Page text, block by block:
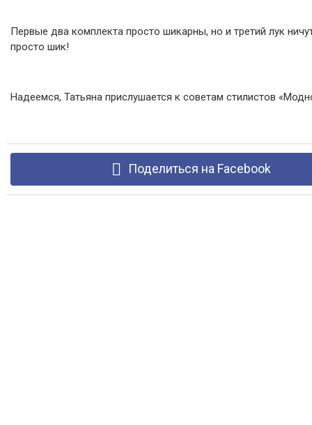
Первые два комплекта просто шикарны, но и третий лук
просто шик!
Надеемся, Татьяна прислушается к советам стилистов
Поделиться на Facebook